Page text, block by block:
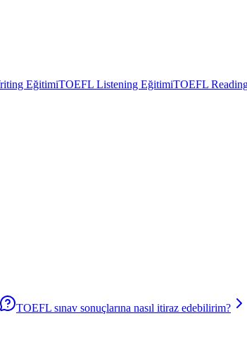
EğitimiTOEFL Listening EğitimiTOEFL
TOEFL sınav sonuçlarına nasıl itiraz edebilirim?